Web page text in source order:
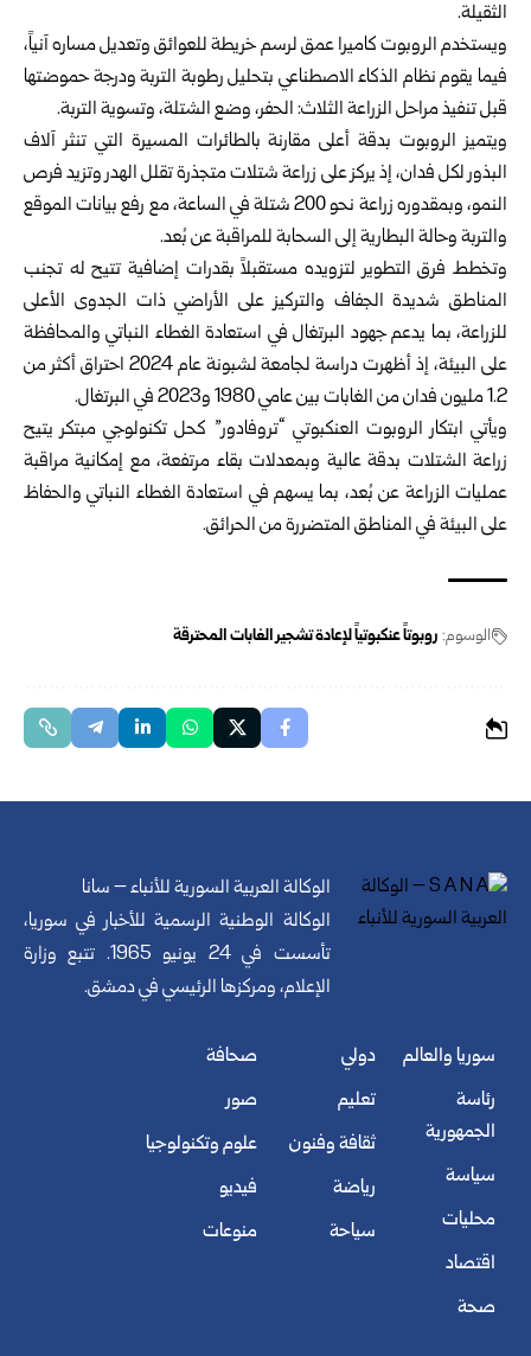
الثقيلة.
ويستخدم الروبوت كاميرا عمق لرسم خريطة للعوائق وتعديل مساره آنياً،
فيما يقوم نظام الذكاء الاصطناعي بتحليل رطوبة التربة ودرجة حموضتها
قبل تنفيذ مراحل الزراعة الثلاث: الحفر، وضع الشتلة، وتسوية التربة.
ويتميز الروبوت بدقة أعلى مقارنة بالطائرات المسيرة التي تنثر آلاف
البذور لكل فدان، إذ يركز على زراعة شتلات متجذرة تقلل الهدر وتزيد فرص
النمو، وبمقدوره زراعة نحو 200 شتلة في الساعة، مع رفع بيانات الموقع
والتربة وحالة البطارية إلى السحابة للمراقبة عن بُعد.
وتخطط فرق التطوير لتزويده مستقبلاً بقدرات إضافية تتيح له تجنب
المناطق شديدة الجفاف والتركيز على الأراضي ذات الجدوى الأعلى
للزراعة، بما يدعم جهود البرتغال في استعادة الغطاء النباتي والمحافظة
على البيئة، إذ أظهرت دراسة لجامعة لشبونة عام 2024 احتراق أكثر من
1.2 مليون فدان من الغابات بين عامي 1980 و2023 في البرتغال.
ويأتي ابتكار الروبوت العنكبوتي “تروفادور” كحل تكنولوجي مبتكر يتيح
زراعة الشتلات بدقة عالية وبمعدلات بقاء مرتفعة، مع إمكانية مراقبة
عمليات الزراعة عن بُعد، بما يسهم في استعادة الغطاء النباتي والحفاظ
على البيئة في المناطق المتضررة من الحرائق.
الوسوم: روبوتاً عنكبوتياً لإعادة تشجير الغابات المحترقة
الوكالة العربية السورية للأنباء – سانا
الوكالة الوطنية الرسمية للأخبار في سوريا،
تأسست في 24 يونيو 1965. تتبع وزارة
الإعلام، ومركزها الرئيسي في دمشق.
سوريا والعالم
رئاسة
الجمهورية
سياسة
محليات
اقتصاد
صحة
دولي
تعليم
ثقافة وفنون
رياضة
سياحة
صحافة
صور
علوم وتكنولوجيا
فيديو
منوعات